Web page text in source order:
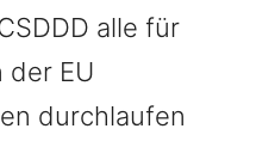
alle für
der EU
durchlaufen